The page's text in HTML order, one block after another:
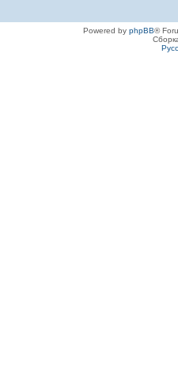
Powered by phpBB®